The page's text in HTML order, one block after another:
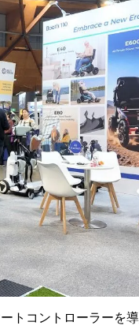
トコントローラーを